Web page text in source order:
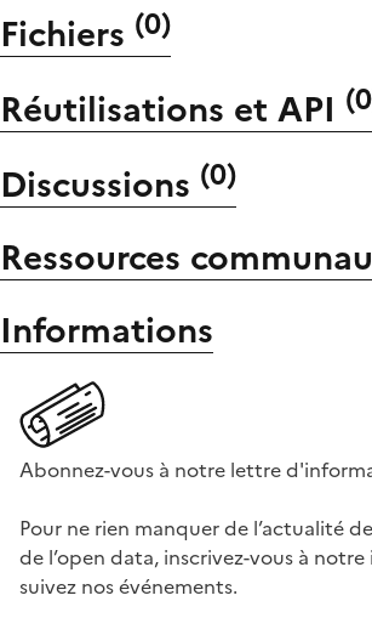
Fichiers (0)
Réutilisations et API (0
Discussions (0)
Ressources
Informations
Abonnez-vous à notre lettre
Pour ne rien manquer de l’actualité
de l’open data, inscrivez-vous à
suivez nos événements.